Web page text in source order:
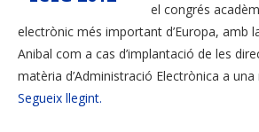
el congrés
electrònic més important d’Europa, amb
Anibal com a cas d’implantació de les
matèria d’Administració Electrònica a
Segueix llegint.